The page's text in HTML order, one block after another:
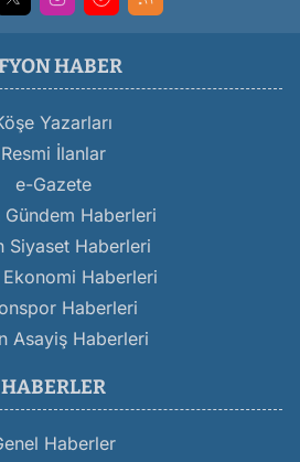
HABER
Yazarları
Resmi İlanlar
e-Gazete
Haberleri
Siyaset Haberleri
Haberleri
Haberleri
Asayiş Haberleri
HABERLER
Haberler